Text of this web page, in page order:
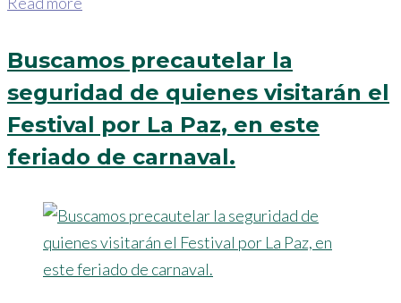
Buscamos precautelar la
seguridad de quienes visitarán el
Festival por La Paz, en este
feriado de carnaval.